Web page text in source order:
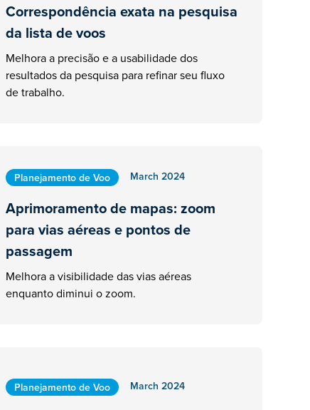
Correspondência exata na pesquisa
da lista de voos
Melhora a precisão e a usabilidade dos
resultados da pesquisa para refinar seu fluxo
de trabalho.
Planejamento de Voo March 2024
Aprimoramento de mapas: zoom
para vias aéreas e pontos de
passagem
Melhora a visibilidade das vias aéreas
enquanto diminui o zoom.
Planejamento de Voo March 2024